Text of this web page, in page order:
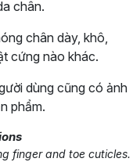
chân.
chân dày, khô,
cứng nào khác.
dùng cũng có ảnh
phẩm.
finger and toe cuticles.